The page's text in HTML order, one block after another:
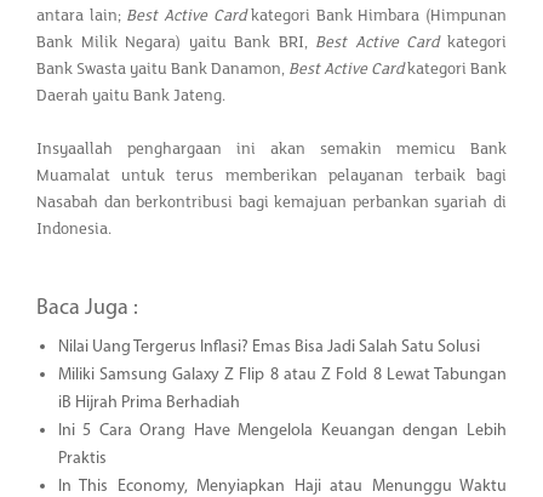
antara lain; Best Active Cardkategori Bank Himbara (Himpunan
Bank Milik Negara) yaitu Bank BRI, Best Active Cardkategori
Bank Swasta yaitu Bank Danamon, Best Active Cardkategori Bank
Daerah yaitu Bank Jateng.
Insyaallah penghargaan ini akan semakin memicu Bank
Muamalat untuk terus memberikan pelayanan terbaik bagi
Nasabah dan berkontribusi bagi kemajuan perbankan syariah di
Indonesia.
Baca Juga :
Nilai Uang Tergerus Inflasi? Emas Bisa Jadi Salah Satu Solusi
Miliki Samsung Galaxy Z Flip 8 atau Z Fold 8 Lewat Tabungan
iB Hijrah Prima Berhadiah
Ini 5 Cara Orang Have Mengelola Keuangan dengan Lebih
Praktis
In This Economy, Menyiapkan Haji atau Menunggu Waktu